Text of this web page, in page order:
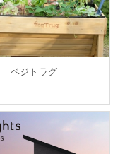
ベジトラグ